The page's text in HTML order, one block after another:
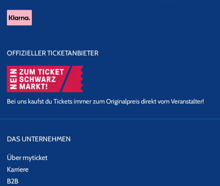
OFFIZIELLER TICKETANBIETER
Bei uns kaufst du Tickets immer zum Originalpreis direkt vom Veranstalter!
DAS UNTERNEHMEN
Über myticket
Karriere
B2B